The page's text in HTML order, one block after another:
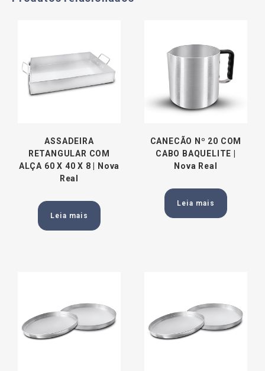
ASSADEIRA
RETANGULAR COM
ALÇA 60 X 40 X 8 | Nova
Real
Leia mais
CANECÃO Nº 20 COM
CABO BAQUELITE |
Nova Real
Leia mais